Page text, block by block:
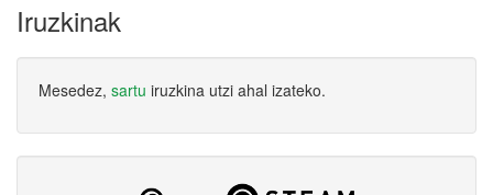
Iruzkinak
Mesedez, sartu iruzkina utzi ahal izateko.